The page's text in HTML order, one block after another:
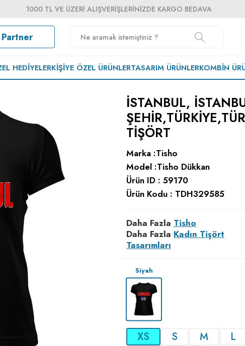
1000 TL VE ÜZERI ALIŞVERIŞLERINIZDE KARGO BEDAVA
HEDIYELERKIŞIYE ÖZEL ÜRÜNLERTASARIM ÜRÜNLERKOMBIN
ISTANBUL,
TIŞÖRT
Marka :Tisho
Model :Tisho Dükkan
Ürün ID : 59170
Ürün Kodu : TDH329585
Daha Fazla Tisho
Daha Fazla Kadın Tişört
Tasarımları
Siyah
XS S M L